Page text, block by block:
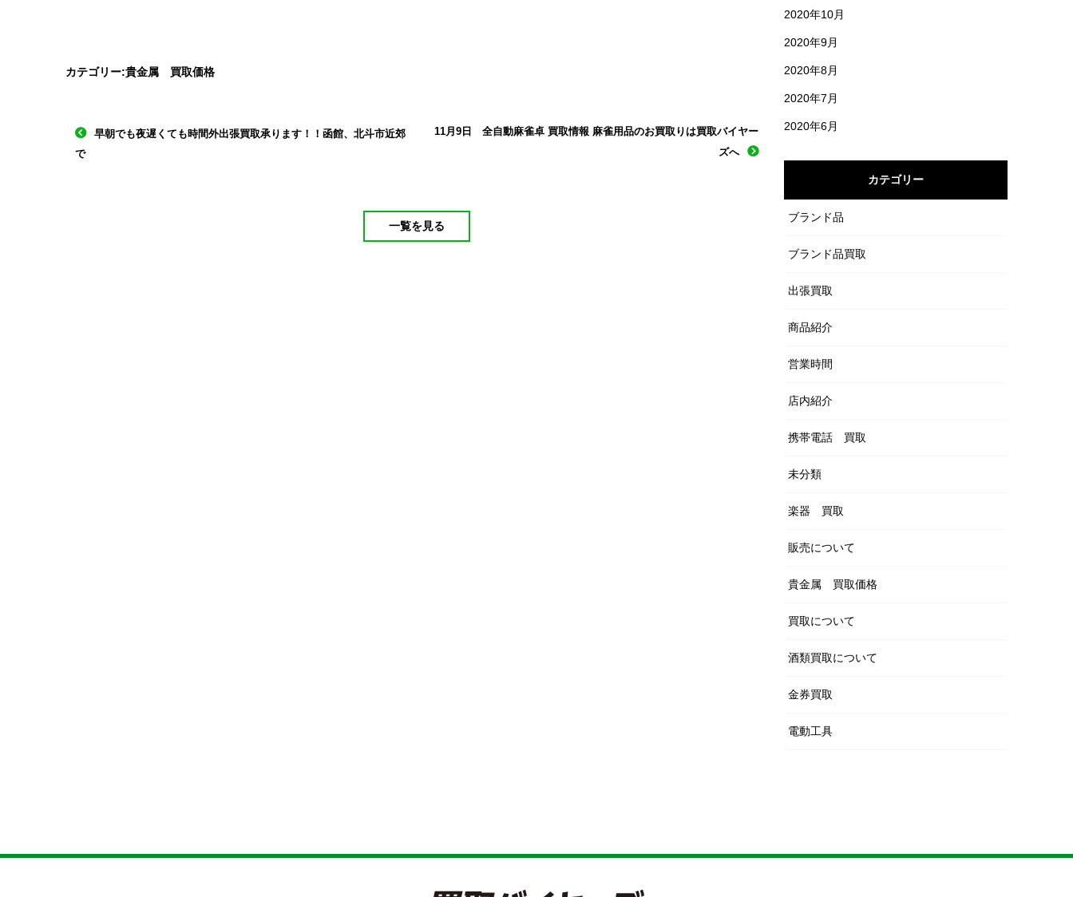
カテゴリー:貴金属 買取価格
早朝でも夜遅くても時間外出張買取承ります！！函館、北斗市近郊
で
11月9日 全自動麻雀卓 買取情報 麻雀用品のお買取りは買取バイヤー
ズへ
一覧を見る
2020年10月
2020年9月
2020年8月
2020年7月
2020年6月
カテゴリー
ブランド品
ブランド品買取
出張買取
商品紹介
営業時間
店内紹介
携帯電話 買取
未分類
楽器 買取
販売について
貴金属 買取価格
買取について
酒類買取について
金券買取
電動工具